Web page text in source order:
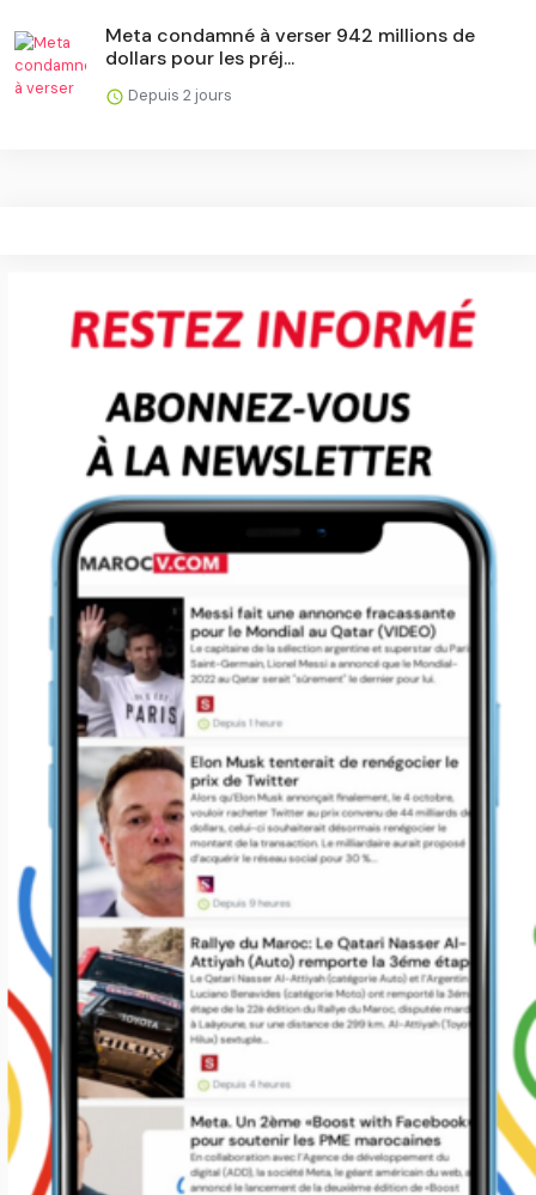
Meta condamné à verser 942 millions de
dollars pour les préj...
Depuis 2 jours